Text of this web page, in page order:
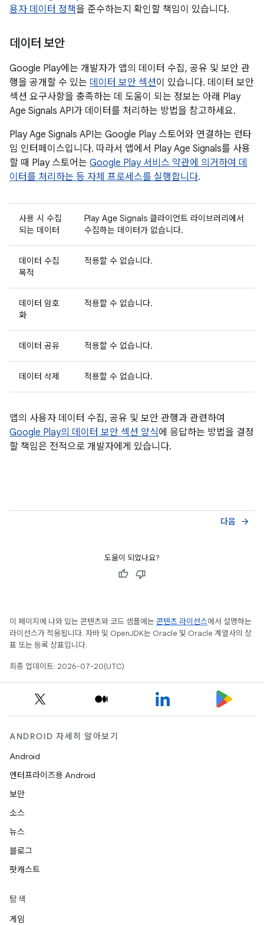
용자 데이터 정책을 준수하는지 확인할 책임이 있습니다.
데이터 보안
Google Play에는 개발자가 앱의 데이터 수집, 공유 및 보안 관
행을 공개할 수 있는 데이터 보안 섹션이 있습니다. 데이터 보안
섹션 요구사항을 충족하는 데 도움이 되는 정보는 아래 Play
Age Signals API가 데이터를 처리하는 방법을 참고하세요.
Play Age Signals API는 Google Play 스토어와 연결하는 런타
임 인터페이스입니다. 따라서 앱에서 Play Age Signals를 사용
할 때 Play 스토어는 Google Play 서비스 약관에 의거하여 데
이터를 처리하는 등 자체 프로세스를 실행합니다.
사용 시 수집
되는 데이터
Play Age Signals 클라이언트 라이브러리에서
수집하는 데이터가 없습니다.
데이터 수집
목적
적용할 수 없습니다.
데이터 암호
화
적용할 수 없습니다.
데이터 공유 적용할 수 없습니다.
데이터 삭제 적용할 수 없습니다.
앱의 사용자 데이터 수집, 공유 및 보안 관행과 관련하여
Google Play의 데이터 보안 섹션 양식에 응답하는 방법을 결정
할 책임은 전적으로 개발자에게 있습니다.
다음 arrow_forward
도움이 되었나요?
이 페이지에 나와 있는 콘텐츠와 코드 샘플에는 콘텐츠 라이선스에서 설명하는
라이선스가 적용됩니다. 자바 및 OpenJDK는 Oracle 및 Oracle 계열사의 상
표 또는 등록 상표입니다.
최종 업데이트: 2026-07-20(UTC)
ANDROID 자세히 알아보기
Android
엔터프라이즈용 Android
보안
소스
뉴스
블로그
팟캐스트
탐색
게임